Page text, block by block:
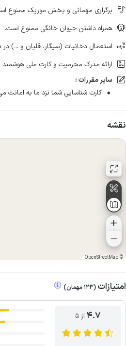
برگزاری مهمانی و پخش موزیک ممنوع
همراه داشتن حیوان خانگی ممنوع است.
استعمال دخانیات (سیگار، قلیان و ...)
ارائه مدرک محرمیت و کارت ملی هوشمند
سایر مقررات :
کارت شناسایی شما نزد ما به امانت
نقشه
©
OpenStreetMap
امتیازات (
123 مهمان)
4.7 از ۵